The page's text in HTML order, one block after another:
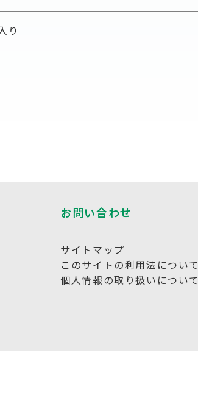
り
お問い合わせ
サイトマップ
このサイトの利用法について
個人情報の取り扱いについて